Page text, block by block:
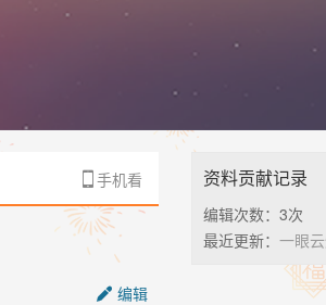
 手机看
 编辑
资料贡献记录
编辑次数： 3次
最近更新： 一眼